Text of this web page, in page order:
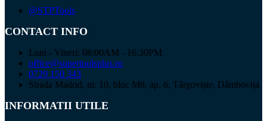
@STPTools
CONTACT INFO
Luni - Vineri: 08:00AM - 16:30PM
office@supertoolsplus.ro
0729 150 343
Strada Madrid, nr. 10, bloc M8, ap. 6, Târgoviște, Dâmbovița
INFORMATII UTILE